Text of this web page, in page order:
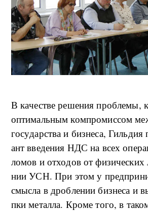
В ка­че­стве ре­ше­ния про­б­ле­мы,
оп­ти­маль­ным ко­м­про­мис­сом
го­су­дар­ства и биз­не­са,
ант вве­де­ния НДС на всех
ло­мов и от­хо­дов от
нии УСН. При этом у
смыс­ла в дроб­ле­нии биз­не­са и
п­ки ме­тал­ла. Кро­ме то­го, в